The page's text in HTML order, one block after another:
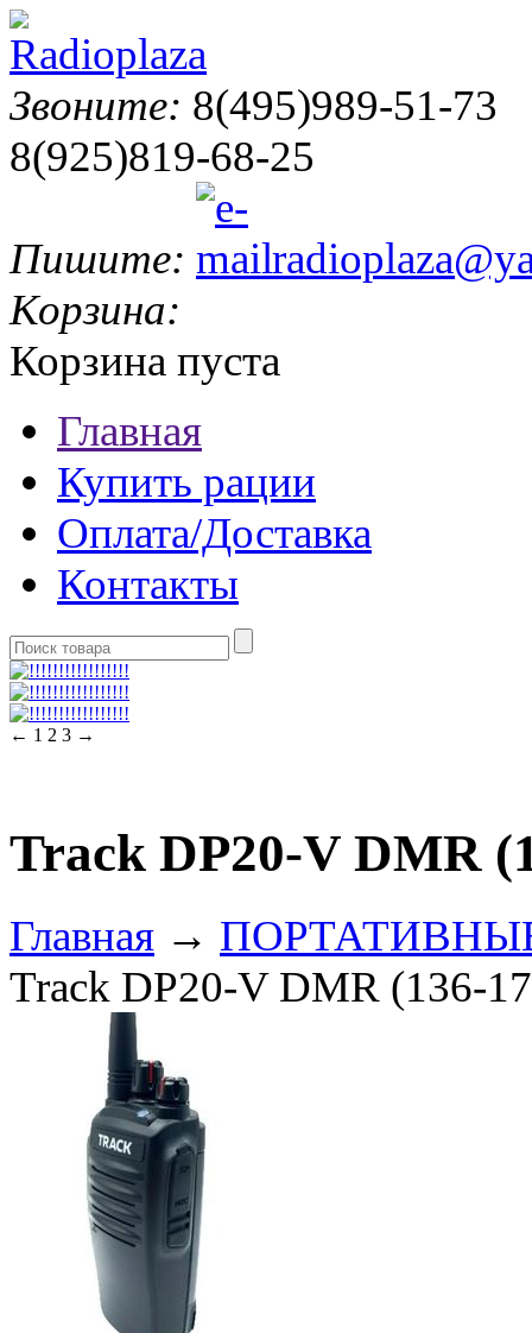
Звоните: 8(495)989-51-73
8(925)819-68-25
Пишите:
Корзина:
Корзина пуста
Главная
Купить рации
Оплата/Доставка
Контакты
← 1 2 3 →
Track DP20-V DMR
Главная →
Track DP20-V DMR (136-